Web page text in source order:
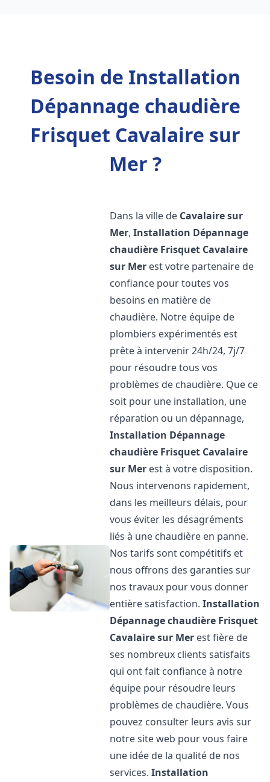
Besoin de Installation
Dépannage chaudière
Frisquet Cavalaire sur
Mer ?
Dans la ville de Cavalaire sur
Mer,Installation Dépannage
chaudière Frisquet Cavalaire
sur Mer est votre partenaire de
confiance pour toutes vos
besoins en matière de
chaudière. Notre équipe de
plombiers expérimentés est
prête à intervenir 24h/24, 7j/7
pour résoudre tous vos
problèmes de chaudière. Que ce
soit pour une installation, une
réparation ou un dépannage,
Installation Dépannage
chaudière Frisquet Cavalaire
sur Mer est à votre disposition.
Nous intervenons rapidement,
dans les meilleurs délais, pour
vous éviter les désagréments
liés à une chaudière en panne.
Nos tarifs sont compétitifs et
nous offrons des garanties sur
nos travaux pour vous donner
entière satisfaction.Installation
Dépannage chaudière Frisquet
Cavalaire sur Mer est fière de
ses nombreux clients satisfaits
qui ont fait confiance à notre
équipe pour résoudre leurs
problèmes de chaudière. Vous
pouvez consulter leurs avis sur
notre site web pour vous faire
une idée de la qualité de nos
services.Installation